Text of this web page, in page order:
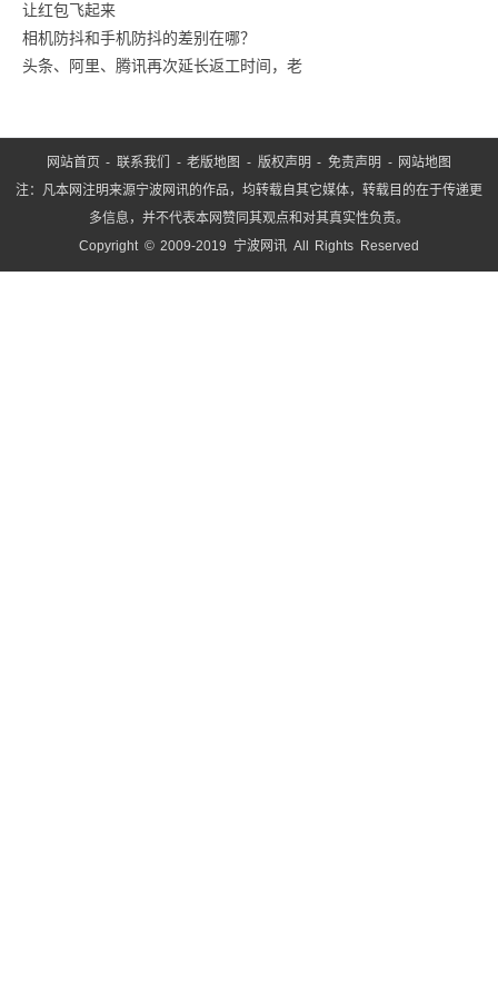
让红包飞起来
相机防抖和手机防抖的差别在哪？
头条、阿里、腾讯再次延长返工时间，老
网站首页 - 联系我们 -老版地图 - 版权声明 -免责声明 - 网站地图
注：凡本网注明来源宁波网讯的作品，均转载自其它媒体，转载目的在于传递更
多信息，并不代表本网赞同其观点和对其真实性负责。
Copyright © 2009-2019 宁波网讯 All Rights Reserved